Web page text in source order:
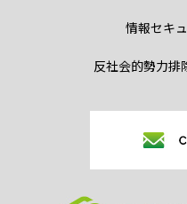
情報セキ
反社会的勢力排